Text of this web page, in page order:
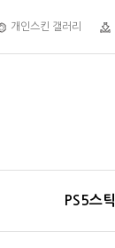
개인스킨 갤러리
PS5스틱